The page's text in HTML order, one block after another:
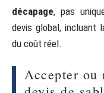
décapage, pas
devis global, incluant
du coût réel.
Accepter ou